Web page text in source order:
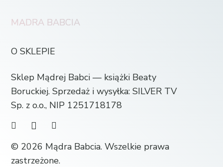
MĄDRA BABCIA
O SKLEPIE
Sklep Mądrej Babci — książki Beaty
Boruckiej. Sprzedaż i wysyłka: SILVER TV
Sp. z o.o., NIP 1251718178
© 2026 Mądra Babcia. Wszelkie prawa
zastrzeżone.